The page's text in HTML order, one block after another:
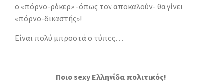
ο «πόρνο-ρόκερ» -όπως τον αποκαλούν- θα γίνει
«πόρνο-δικαστής»!
Είναι πολύ μπροστά ο τύπος…
Ποιο sexy Ελληνίδα πολιτικός!